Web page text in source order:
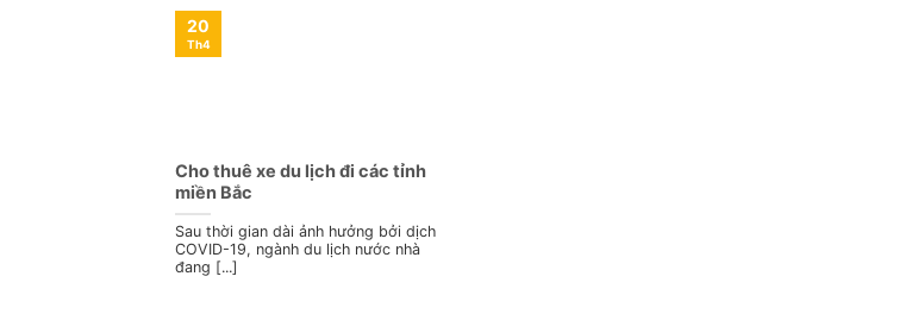
Cho thuê xe du lịch đi các tỉnh
miền Bắc
Sau thời gian dài ảnh hưởng bởi dịch
COVID-19, ngành du lịch nước nhà
đang [...]
20
Th4